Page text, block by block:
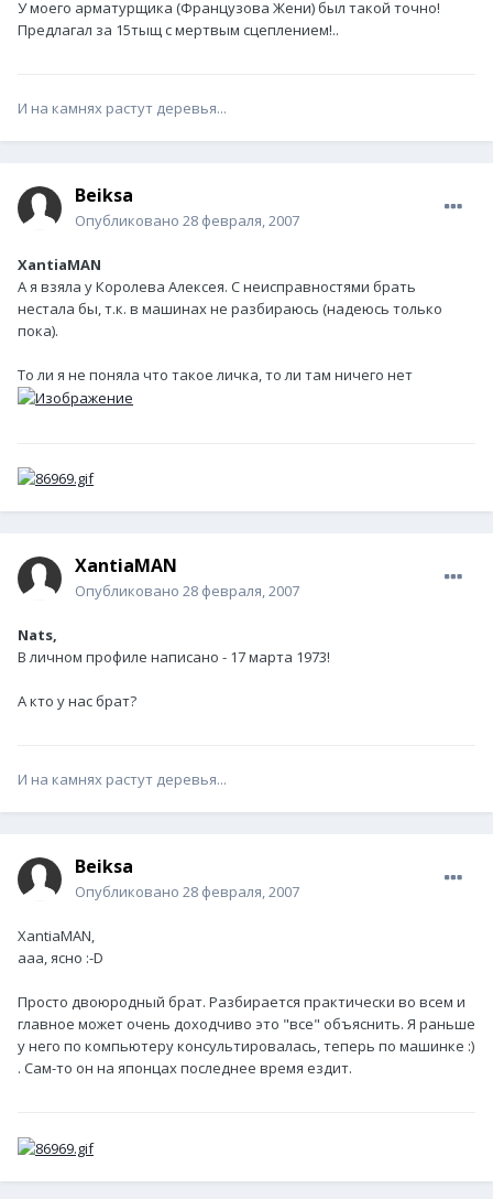
У моего арматурщика (Французова Жени) был такой точно!
Предлагал за 15тыщ с мертвым сцеплением!..
И на камнях растут деревья...
Beiksa
Опубликовано 28 февраля, 2007
XantiaMAN
А я взяла у Королева Алексея. С неисправностями брать
нестала бы, т.к. в машинах не разбираюсь (надеюсь только
пока).
То ли я не поняла что такое личка, то ли там ничего нет
XantiaMAN
Опубликовано 28 февраля, 2007
Nats,
В личном профиле написано - 17 марта 1973!
А кто у нас брат?
И на камнях растут деревья...
Beiksa
Опубликовано 28 февраля, 2007
XantiaMAN,
ааа, ясно :-D
Просто двоюродный брат. Разбирается практически во всем и
главное может очень доходчиво это "все" объяснить. Я раньше
у него по компьютеру консультировалась, теперь по машинке :)
. Сам-то он на японцах последнее время ездит.